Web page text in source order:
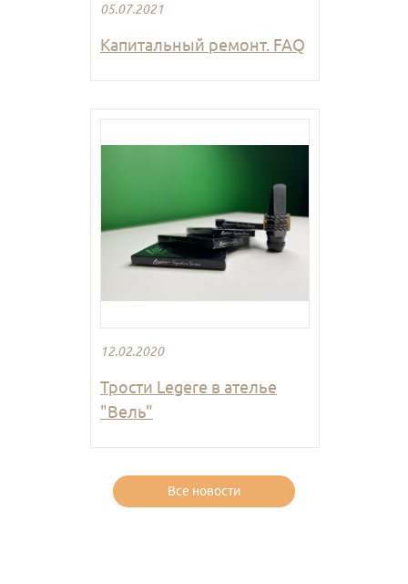
05.07.2021
Капитальный ремонт. FAQ
12.02.2020
Трости Legere в ателье
"Вель"
Все новости